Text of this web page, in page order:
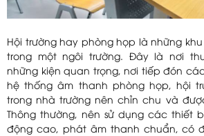
Hội trường hay phòng họp là những
trong một ngôi trường. Đây là nơi
những kiện quan trọng, nơi tiếp đón
hệ thống âm thanh phòng họp, hội
trong nhà trường nên chỉn chu và
Thông thường, nên sử dụng các thiết
động cao, phát âm thanh chuẩn, có